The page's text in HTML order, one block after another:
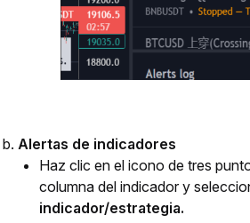
Alertas de indicadores
Haz clic en el icono de tres
columna del indicador y
indicador/estrategia.